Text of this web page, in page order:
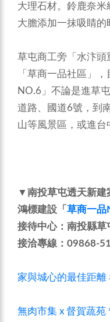
大理石材。鈴鹿奈米
大膽添加一抹吸睛的
草屯商工旁「水汴頭
「草商一品社區」
NO.6」不論是進草
道路、國道6號，到
山等風景區，或進台
▼南投草屯透天新建
鴻標建設​「 草商一品
接待中心：南投縣
接洽專線：09868-
家與城心的最佳距
無肉市集 x 督賀蔬苑